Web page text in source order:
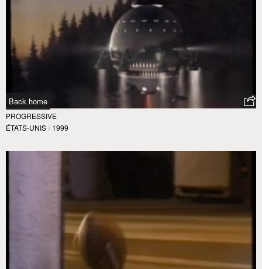
Back home
PROGRESSIVE
ÉTATS-UNIS / 1999